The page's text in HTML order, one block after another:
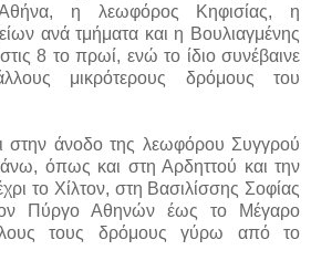
η λεωφόρος Κηφισίας, η
ανά τμήματα και η Βουλιαγμένης
8 το πρωί, ενώ το ίδιο συνέβαινε
μικρότερους δρόμους του
στην άνοδο της λεωφόρου Συγγρού
όπως και στη Αρδηττού και την
το Χίλτον, στη Βασιλίσσης Σοφίας
Πύργο Αθηνών έως το Μέγαρο
τους δρόμους γύρω από το